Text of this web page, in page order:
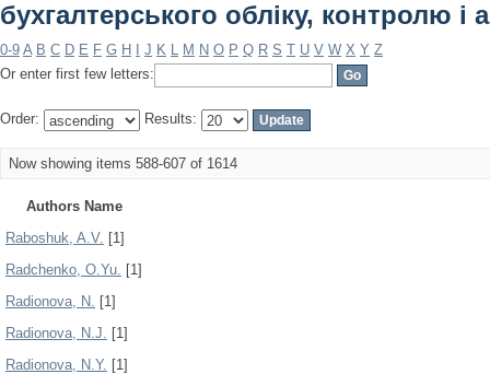
бухгалтерського обліку, контролю і
0-9 A B C D E F G H J K L M N O P Q R S T U V W X Y Z
Or enter first few letters:
Order: Results:
Now showing items 588-607 of 1614
Authors Name
Raboshuk, A.V. [1]
Radchenko, O.Yu. [1]
Radionova, N. [1]
Radionova, N.J. [1]
Radionova, N.Y. [1]